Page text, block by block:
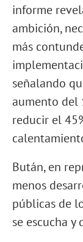
informe
ambición,
más
señalando
aumento del
reducir el
Bután, en
menos
públicas de
se escucha y